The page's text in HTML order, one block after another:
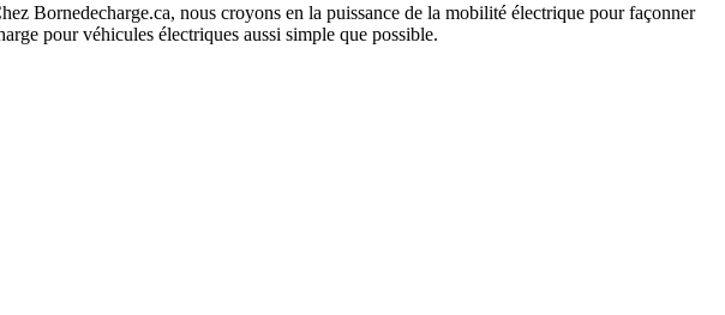
Bornedecharge.ca, nous croyons en la puissance de la mobilité électrique pour façonner
pour véhicules électriques aussi simple que possible.